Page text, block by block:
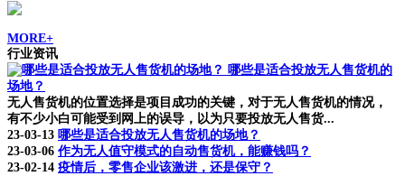
MORE+
行业资讯
哪些是适合投放无人售货机的
场地？
无人售货机的位置选择是项目成功的关键，对于无人售货机的情况，
有不少小白可能受到网上的误导，以为只要投放无人售货...
23-03-13 哪些是适合投放无人售货机的场地？
23-03-06 作为无人值守模式的自动售货机，能赚钱吗？
23-02-14 疫情后，零售企业该激进，还是保守？